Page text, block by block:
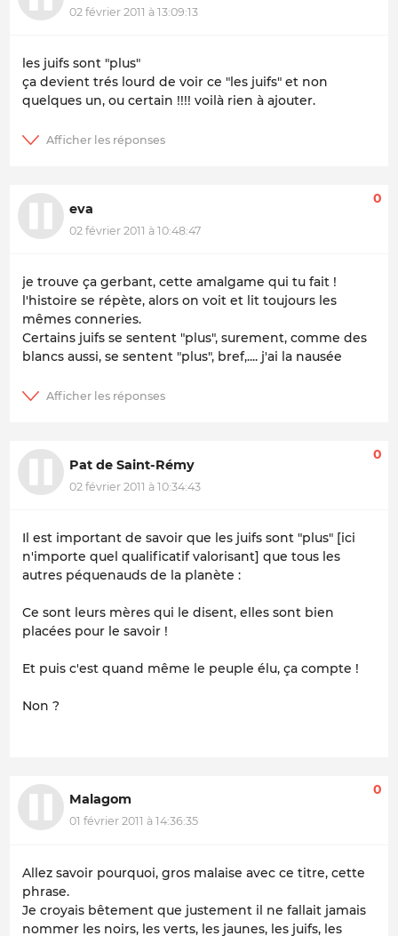
02 février 2011 à 13:09:13
les juifs sont "plus"
ça devient trés lourd de voir ce "les juifs" et non
quelques un, ou certain !!!! voilà rien à ajouter.
eva
02 février 2011 à 10:48:47
0
je trouve ça gerbant, cette amalgame qui tu fait !
l'histoire se répète, alors on voit et lit toujours les
mêmes conneries.
Certains juifs se sentent "plus", surement, comme des
blancs aussi, se sentent "plus", bref,.... j'ai la nausée
Pat de Saint-Rémy
02 février 2011 à 10:34:43
0
Il est important de savoir que les juifs sont "plus" [ici
n'importe quel qualificatif valorisant] que tous les
autres péquenauds de la planète :
Ce sont leurs mères qui le disent, elles sont bien
placées pour le savoir !
Et puis c'est quand même le peuple élu, ça compte !
Non ?
Malagom
01 février 2011 à 14:36:35
0
Allez savoir pourquoi, gros malaise avec ce titre, cette
phrase.
Je croyais bêtement que justement il ne fallait jamais
nommer les noirs, les verts, les jaunes, les juifs, les